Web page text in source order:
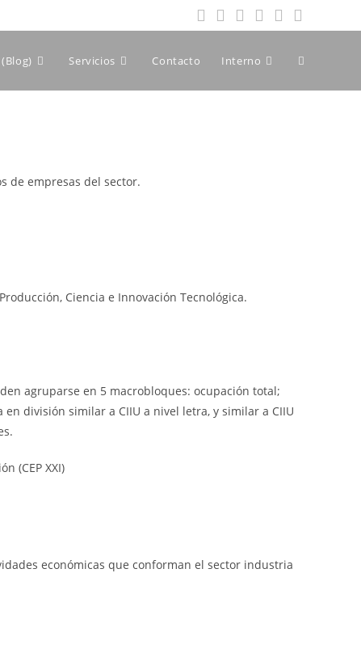
Servicios Contacto Interno Alternar
de empresas del sector.
Ciencia e Innovación Tecnológica.
agruparse en 5 macrobloques: ocupación total;
división similar a CIIU a nivel letra, y similar a CIIU
(CEP XXI)
económicas que conforman el sector industria